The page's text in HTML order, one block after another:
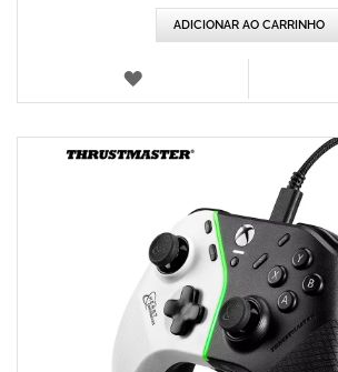
ADICIONAR AO CARRINHO
LISTA